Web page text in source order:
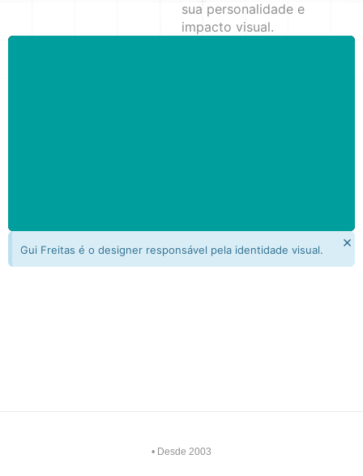
sua personalidade e
impacto visual.
Gui Freitas é o designer responsável pela identidade visual. ×
• Desde 2003